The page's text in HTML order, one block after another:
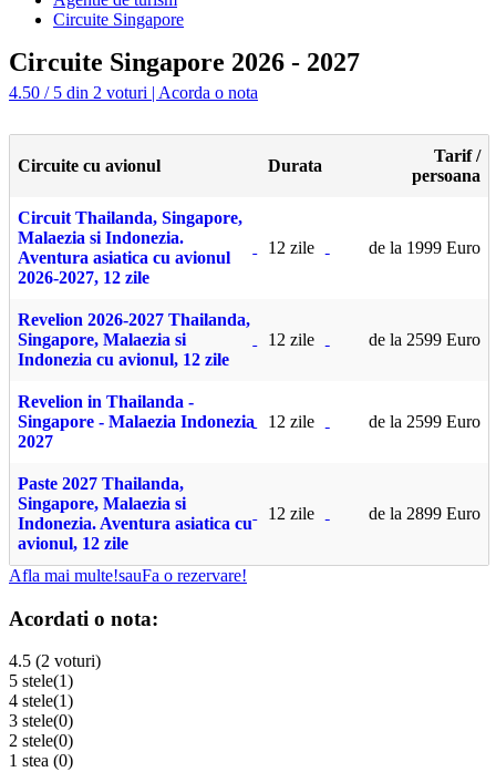
Circuite Singapore
Circuite Singapore 2026 - 2027
4.50 / 5 din 2 voturi | Acorda o nota
Circuite cu avionul Durata
Tarif /
persoana
Circuit Thailanda, Singapore,
Malaezia si Indonezia.
Aventura asiatica cu avionul
2026-2027, 12 zile
12 zile de la 1999 Euro
Revelion 2026-2027 Thailanda,
Singapore, Malaezia si
Indonezia cu avionul, 12 zile
12 zile de la 2599 Euro
Revelion in Thailanda -
Singapore - Malaezia Indonezia
2027
12 zile de la 2599 Euro
Paste 2027 Thailanda,
Singapore, Malaezia si
Indonezia. Aventura asiatica cu
avionul, 12 zile
12 zile de la 2899 Euro
Afla mai multe!sauFa o rezervare!
Acordati o nota:
4.5 (2 voturi)
5 stele(1)
4 stele(1)
3 stele(0)
2 stele(0)
1 stea (0)